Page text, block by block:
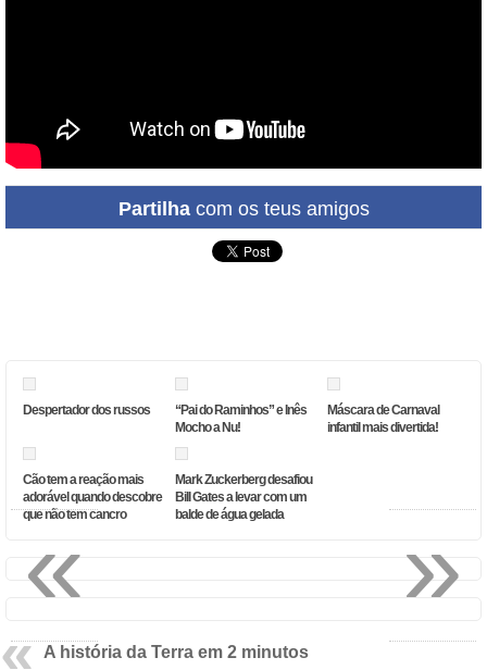
Partilhacom os teus amigos
Despertador dos russos
“Pai do Raminhos” e Inês
Mocho a Nu!
Máscara de Carnaval
infantil mais divertida!
Cão tem a reação mais
adorável quando descobre
que não tem cancro
Mark Zuckerberg desafiou
Bill Gates a levar com um
balde de água gelada
A história da Terra em 2 minutos
»
«